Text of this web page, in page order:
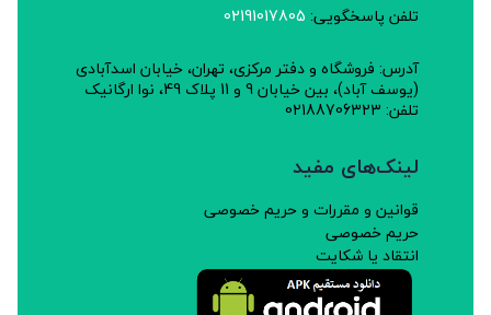
تلفن پاسخگویی: 02191017805
آدرس: فروشگاه و دفتر مرکزی، تهران، خیابان اسدآبادی
(یوسف آباد)، بین خیابان 9 و 11 پلاک 49، نوا ارگانیک
تلفن: 02188706323
لینک‌های مفید
قوانین و مقررات و حریم خصوصی
حریم خصوصی
انتقاد یا شکایت